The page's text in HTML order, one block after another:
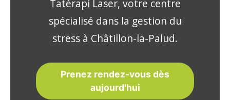
Tatérapi Laser, votre centre
spécialisé dans la gestion du
stress à Châtillon-la-Palud.
Prenez rendez-vous dès
aujourd'hui